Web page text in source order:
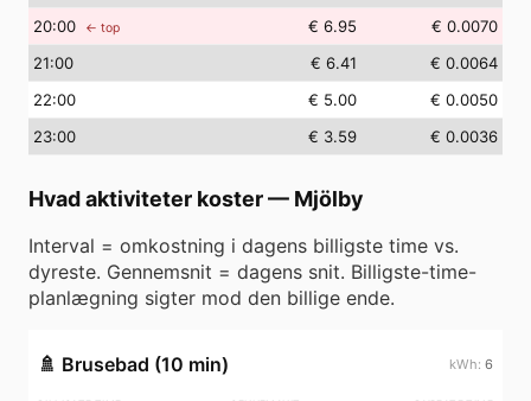
20:00 ← top € 6.95
€ 0.0070
21:00 € 6.41
€ 0.0064
22:00 € 5.00
€ 0.0050
23:00 € 3.59 € 0.0036
Hvad aktiviteter koster— Mjölby
Interval = omkostning i dagens billigste time vs.
dyreste. Gennemsnit = dagens snit. Billigste-time-
planlægning sigter mod den billige ende.
🚿 Brusebad (10 min) 6